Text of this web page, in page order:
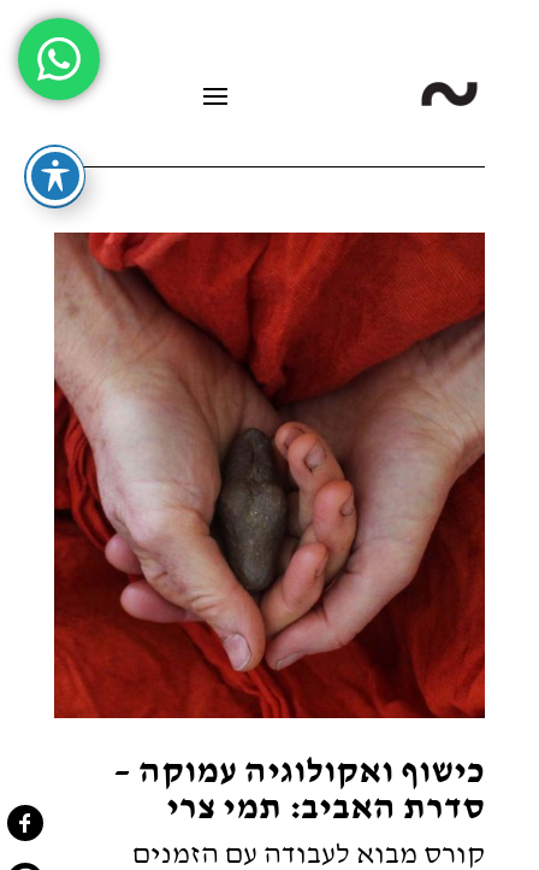
כישוף ואקולוגיה עמוקה –
סדרת האביב: תמי צרי
קורס מבוא לעבודה עם הזמנים